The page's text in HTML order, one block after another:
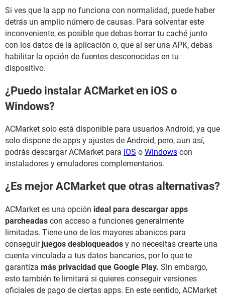
Si ves que la app no funciona con normalidad, puede haber
detrás un amplio número de causas. Para solventar este
inconveniente, es posible que debas borrar tu caché junto
con los datos de la aplicación o, que al ser una APK, debas
habilitar la opción de fuentes desconocidas en tu
dispositivo.
¿Puedo instalar ACMarket en iOS o
Windows?
ACMarket solo está disponible para usuarios Android, ya que
solo dispone de apps y ajustes de Android, pero, aun así,
podrás descargar ACMarket para iOS o Windows con
instaladores y emuladores complementarios.
¿Es mejor ACMarket que otras alternativas?
ACMarket es una opción ideal para descargar apps
parcheadas con acceso a funciones generalmente
limitadas. Tiene uno de los mayores abanicos para
conseguir juegos desbloqueados y no necesitas crearte una
cuenta vinculada a tus datos bancarios, por lo que te
garantiza más privacidad que Google Play. Sin embargo,
esto también te limitará si quieres conseguir versiones
oficiales de pago de ciertas apps. En este sentido, ACMarket